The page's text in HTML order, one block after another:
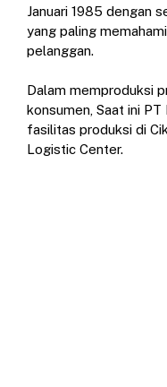
Januari 1985 dengan
yang paling
pelanggan.
Dalam memproduksi
konsumen, Saat ini
fasilitas produksi di
Logistic Center.